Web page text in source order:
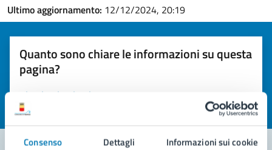
Consenso Dettagli Informazioni sui cookie
Ultimo aggiornamento: 12/12/2024, 20:19
Quanto sono chiare le informazioni su questa
pagina?
Valuta la chiarezza delle informazioni (da 1 a 5 stelle)
Seleziona il numero di stelle per valutare la chiarezza delle
Valuta 1 stelle su 5